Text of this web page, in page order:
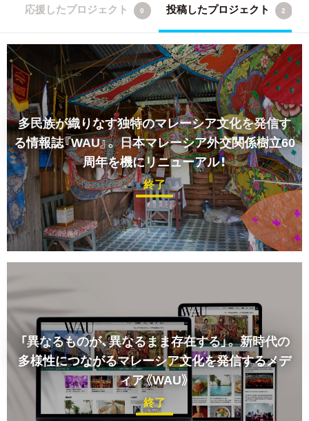
応援したプロジェクト 0 投稿したプロジェクト 2
多民族が織りなす独特のマレーシア文化を発信す
る情報誌『WAU』。 日本マレーシア外交関係樹立60
周年を機にリニューアル！
終了
「異なるものが、異なるまま存在する」。新時代の
多様性につながるマレーシア文化を発信するメデ
ィア《WAU》
終了